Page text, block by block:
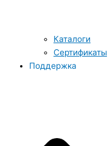
Каталоги
Сертификаты
Поддержка